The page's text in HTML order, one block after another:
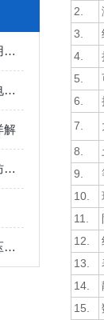
环路电阻测试仪从入门到精通的实用指南
高压电网的听诊器：高压开关回路电阻测试仪的关键作用
解
防雷接地电阻测试仪器是用于测量防雷接地电阻的设备
大地网接地电阻测试仪测量跨步电压的试验方法
2.
3.
4.
5.
6.
7.
8.
9.
10.
11.
12.
13.
14.
15.